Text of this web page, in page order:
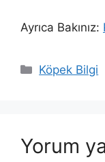
Ayrıca Bakınız:
Kategoriler
Köpek Bilgi
Yorum